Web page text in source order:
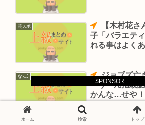
SPONSOR
芸スポ
子「バラエテ
れる事はよく
なんJ
ジョブズ亡き後のアップル
「うーん指紋
かんな…せや
ホーム 検索 トップ